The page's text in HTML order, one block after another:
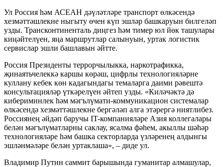
Ул Россия һәм АСЕАН дәүләтләре транспорт өлкәсендә
хезмәттәшлекне ныгыту өчен күп эшләр башкаруын билгеләп
узды. Трансконтиненталь диңгез һәм тимер юл йөк ташулары
киңәйтелүен, яңа маршрутлар салынуын, уртак логистик
сервислар эшли башлавын әйтте.
Россия Президенты террорчылыкка, наркотрафикка,
җинаятьчелеккә каршы көрәш, цифрлы технологияләрне
куллану кебек көн кадагындагы темаларга даими рәвештә
консультацияләр үткәрелүен әйтеп узды. «Киләчәктә дә
кибериминлек һәм мәгълүмати-коммуникацион системалар
өлкәсендә хезмәттәшлекне бергәләп алга этәрергә ниятлибез.
Россиянең әйдәп баручы IT-компанияләре Азия коллегалары
белән мәгълүматларны саклау, ясалма фәһем, акыллы шәһәр
технологияләре һәм башка секторларда үзләренең алдынгы
эшләнмәләре белән уртаклаша», – диде ул.
Владимир Путин саммит барышында гуманитар алмашулар,